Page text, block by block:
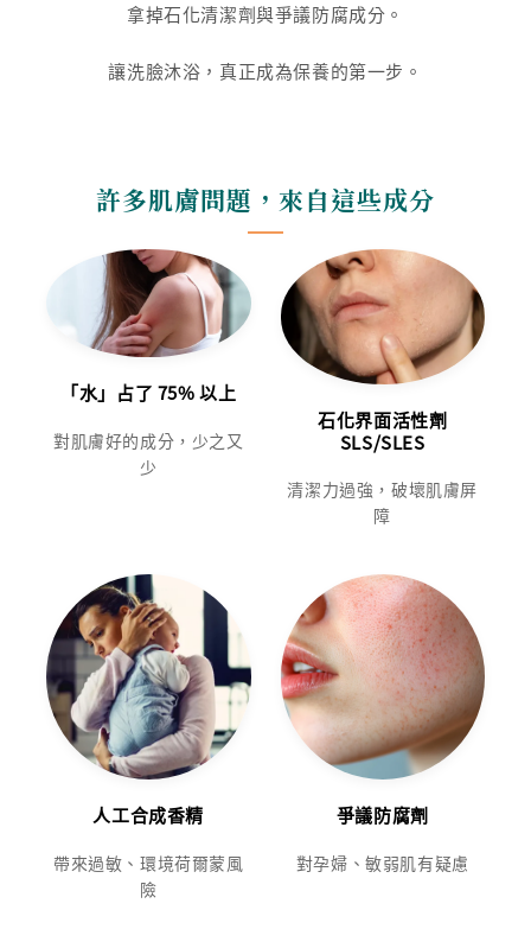
拿掉石化清潔劑與爭議防腐成分。
讓洗臉沐浴，真正成為保養的第一步。
許多肌膚問題，來自這些成分
「水」占了 75% 以上
對肌膚好的成分，少之又
少
石化界面活性劑
SLS/SLES
清潔力過強，破壞肌膚屏
障
人工合成香精
帶來過敏、環境荷爾蒙風
險
爭議防腐劑
對孕婦、敏弱肌有疑慮